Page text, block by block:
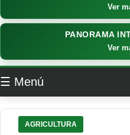
Ver
PANORAMA
Ver
☰ Menú
AGRICULTURA